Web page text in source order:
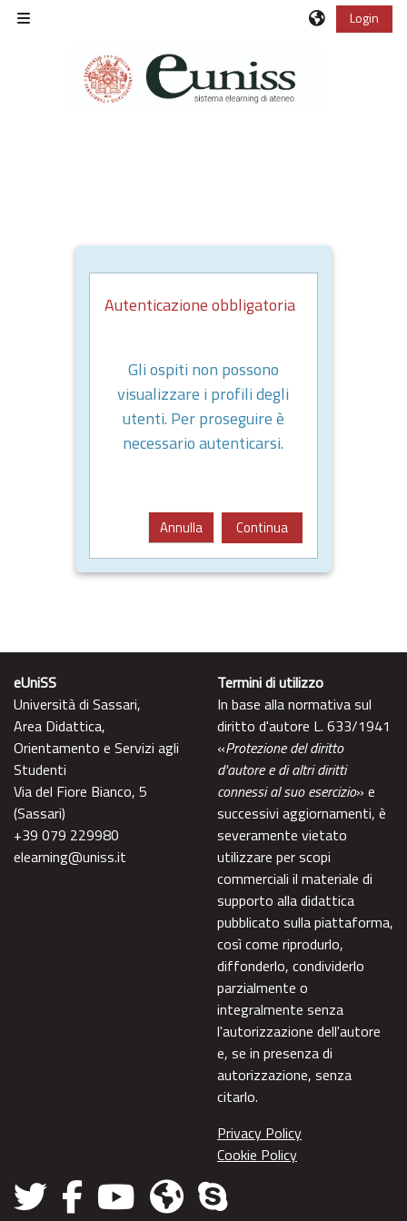
Vai al contenuto principale
Login
Autenticazione obbligatoria
Gli ospiti non possono
visualizzare i profili degli
utenti. Per proseguire è
necessario autenticarsi.
Annulla Continua
eUniSS
Università di Sassari,
Area Didattica,
Orientamento e Servizi agli
Studenti
Via del Fiore Bianco, 5
(Sassari)
+39 079 229980
elearning@uniss.it
Termini di utilizzo
In base alla normativa sul
diritto d'autore L. 633/1941
«Protezione del diritto
d'autore e di altri diritti
connessi al suo esercizio» e
successivi aggiornamenti, è
severamente vietato
utilizzare per scopi
commerciali il materiale di
supporto alla didattica
pubblicato sulla piattaforma,
così come riprodurlo,
diffonderlo, condividerlo
parzialmente o
integralmente senza
l'autorizzazione dell'autore
e, se in presenza di
autorizzazione, senza
citarlo.
Privacy Policy
Cookie Policy